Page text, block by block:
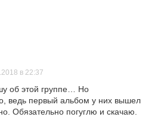
в 22:37
об этой группе… Но
ведь первый альбом у них вышел
Обязательно погуглю и скачаю.